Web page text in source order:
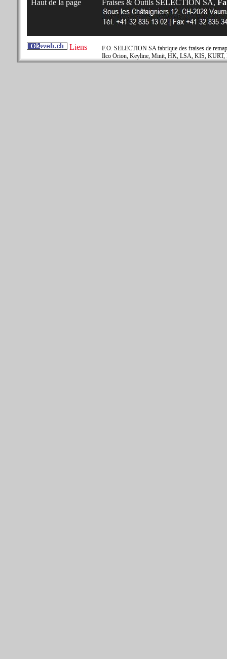
Haut de la page Fraises & Outils SELECTION SA,
Liens
F.O. SELECTION SA fabrique des fraises de
Ilco Orion, Keyline, Minit, HK, LSA, KIS, KURT,